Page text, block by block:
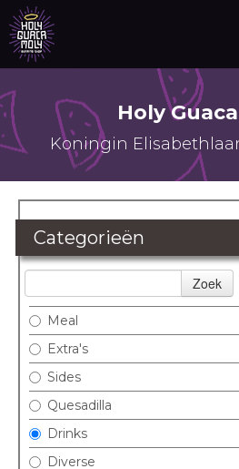
BESTELLEN
LOGIN
Holy
Koningin
Categorieën
Zoek
Meal
Extra's
Sides
Quesadilla
Drinks
Diverse